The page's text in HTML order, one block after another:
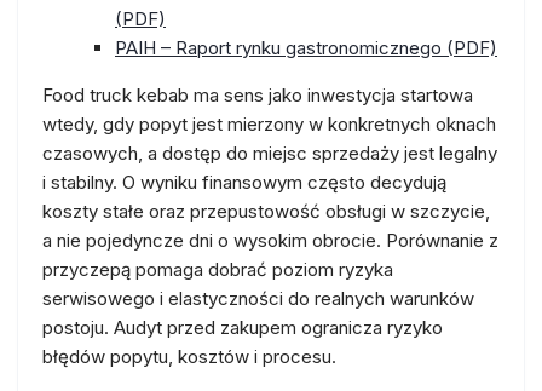
(PDF)
PAIH – Raport rynku gastronomicznego (PDF)
Food truck kebab ma sens jako inwestycja startowa
wtedy, gdy popyt jest mierzony w konkretnych oknach
czasowych, a dostęp do miejsc sprzedaży jest legalny
i stabilny. O wyniku finansowym często decydują
koszty stałe oraz przepustowość obsługi w szczycie,
a nie pojedyncze dni o wysokim obrocie. Porównanie z
przyczepą pomaga dobrać poziom ryzyka
serwisowego i elastyczności do realnych warunków
postoju. Audyt przed zakupem ogranicza ryzyko
błędów popytu, kosztów i procesu.